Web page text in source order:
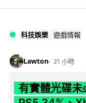
科技娛樂 遊戲情報
Lawton 21 小時
有實體光碟未